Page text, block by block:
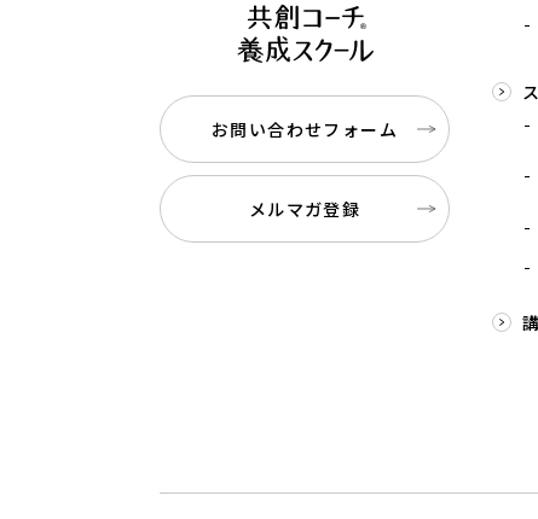
お問い合わせフォーム
メルマガ登録